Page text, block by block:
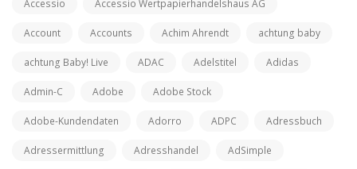
Accessio Accessio Wertpapierhandelshaus AG
Account Accounts Achim Ahrendt achtung baby
achtung Baby! Live ADAC Adelstitel Adidas
Admin-C Adobe Adobe Stock
Adobe-Kundendaten Adorro ADPC Adressbuch
Adressermittlung Adresshandel AdSimple